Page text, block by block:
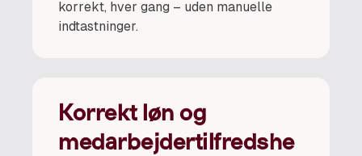
korrekt, hver gang – uden manuelle
indtastninger.
Korrekt løn og
medarbejdertilfredshe